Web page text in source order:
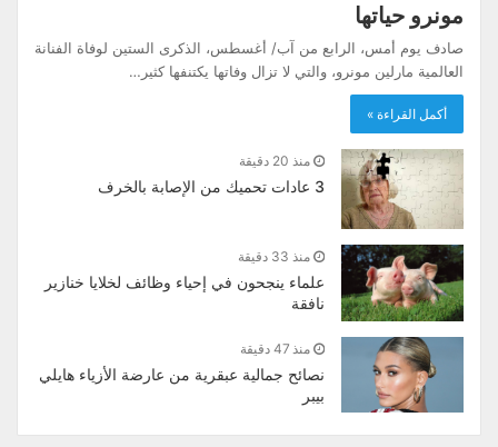
مونرو حياتها
صادف يوم أمس، الرابع من آب/ أغسطس، الذكرى الستين لوفاة الفنانة
العالمية مارلين مونرو، والتي لا تزال وفاتها يكتنفها كثير…
أكمل القراءة »
منذ 20 دقيقة
3 عادات تحميك من الإصابة بالخرف
منذ 33 دقيقة
علماء ينجحون في إحياء وظائف لخلايا خنازير
نافقة
منذ 47 دقيقة
نصائح جمالية عبقرية من عارضة الأزياء هايلي
بيبر